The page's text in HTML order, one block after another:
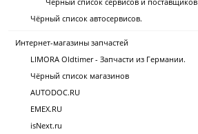
Чёрный список автосервисов.
Интернет-магазины запчастей
LIMORA Oldtimer - Запчасти из Германии.
Чёрный список магазинов
AUTODOC.RU
EMEX.RU
isNext.ru